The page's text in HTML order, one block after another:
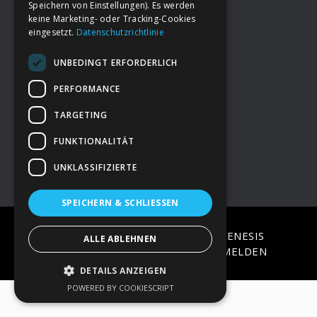
FooterDeine Spende
→ Impressum
→Kontakt zum PAO Team
COPYRIGHT © 2026 · ON
GENESIS
FRAMEWORK·WORDPRESS·ANMELDEN
Speichern von Einstellungen). Es werden
keine Marketing- oder Tracking-Cookies
eingesetzt. Datenschutzrichtlinie
UNBEDINGT ERFORDERLICH
PERFORMANCE
TARGETING
FUNKTIONALITÄT
UNKLASSIFIZIERTE
SPEICHERN & SCHLIESSEN
ALLE ABLEHNEN
DETAILS ANZEIGEN
POWERED BY COOKIESCRIPT